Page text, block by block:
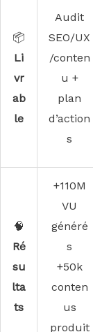
📦
Li
vr
ab
le
Audit
SEO/UX
/conten
u +
plan
d’action
s
🧠
Ré
su
lta
ts
+110M
VU
généré
s
+50k
conten
us
produit